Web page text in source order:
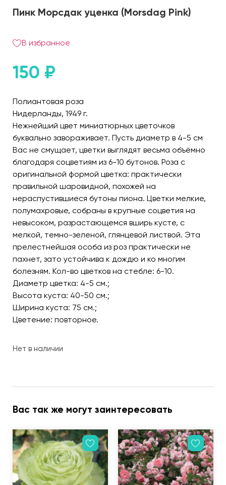
Пинк Морсдак уценка (Morsdag Pink)
В избранное
150 ₽
Полиантовая роза
Нидерланды, 1949 г.
Нежнейший цвет миниатюрных цветочков
буквально завораживает. Пусть диаметр в 4-5 см
Вас не смущает, цветки выглядят весьма объёмно
благодаря соцветиям из 6-10 бутонов. Роза с
оригинальной формой цветка: практически
правильной шаровидной, похожей на
нераспустившиеся бутоны пиона. Цветки мелкие,
полумахровые, собраны в крупные соцветия на
невысоком, разрастающемся вширь кусте, с
мелкой, темно-зеленой, глянцевой листвой. Эта
прелестнейшая особа из роз практически не
пахнет, зато устойчива к дождю и ко многим
болезням. Кол-во цветков на стебле: 6-10.
Диаметр цветка: 4-5 см.;
Высота куста: 40-50 см.;
Ширина куста: 75 см.;
Цветение: повторное.
Нет в наличии
Вас так же могут заинтересовать